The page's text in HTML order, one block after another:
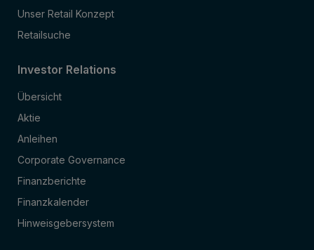
Unser Retail Konzept
Retailsuche
Investor Relations
Übersicht
Aktie
Anleihen
Corporate Governance
Finanzberichte
Finanzkalender
Hinweisgebersystem